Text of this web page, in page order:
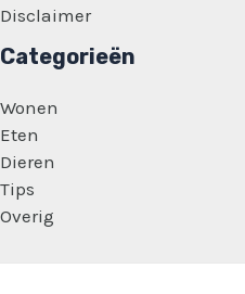
Disclaimer
Categorieën
Wonen
Eten
Dieren
Tips
Overig